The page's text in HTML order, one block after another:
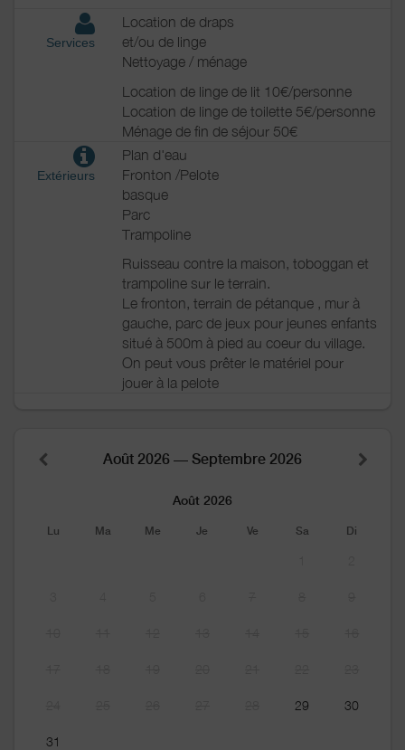
Services
Location de draps
et/ou de linge
Nettoyage / ménage
Location de linge de lit 10€/personne
Location de linge de toilette 5€/personne
Ménage de fin de séjour 50€
Extérieurs
Plan d'eau
Fronton /Pelote
basque
Parc
Trampoline
Ruisseau contre la maison, toboggan et
trampoline sur le terrain.
Le fronton, terrain de pétanque , mur à
gauche, parc de jeux pour jeunes enfants
situé à 500m à pied au coeur du village.
On peut vous prêter le matériel pour
jouer à la pelote
Août 2026 — Septembre 2026
Août 2026
Lu Ma Me Je Ve Sa Di
29 30
31